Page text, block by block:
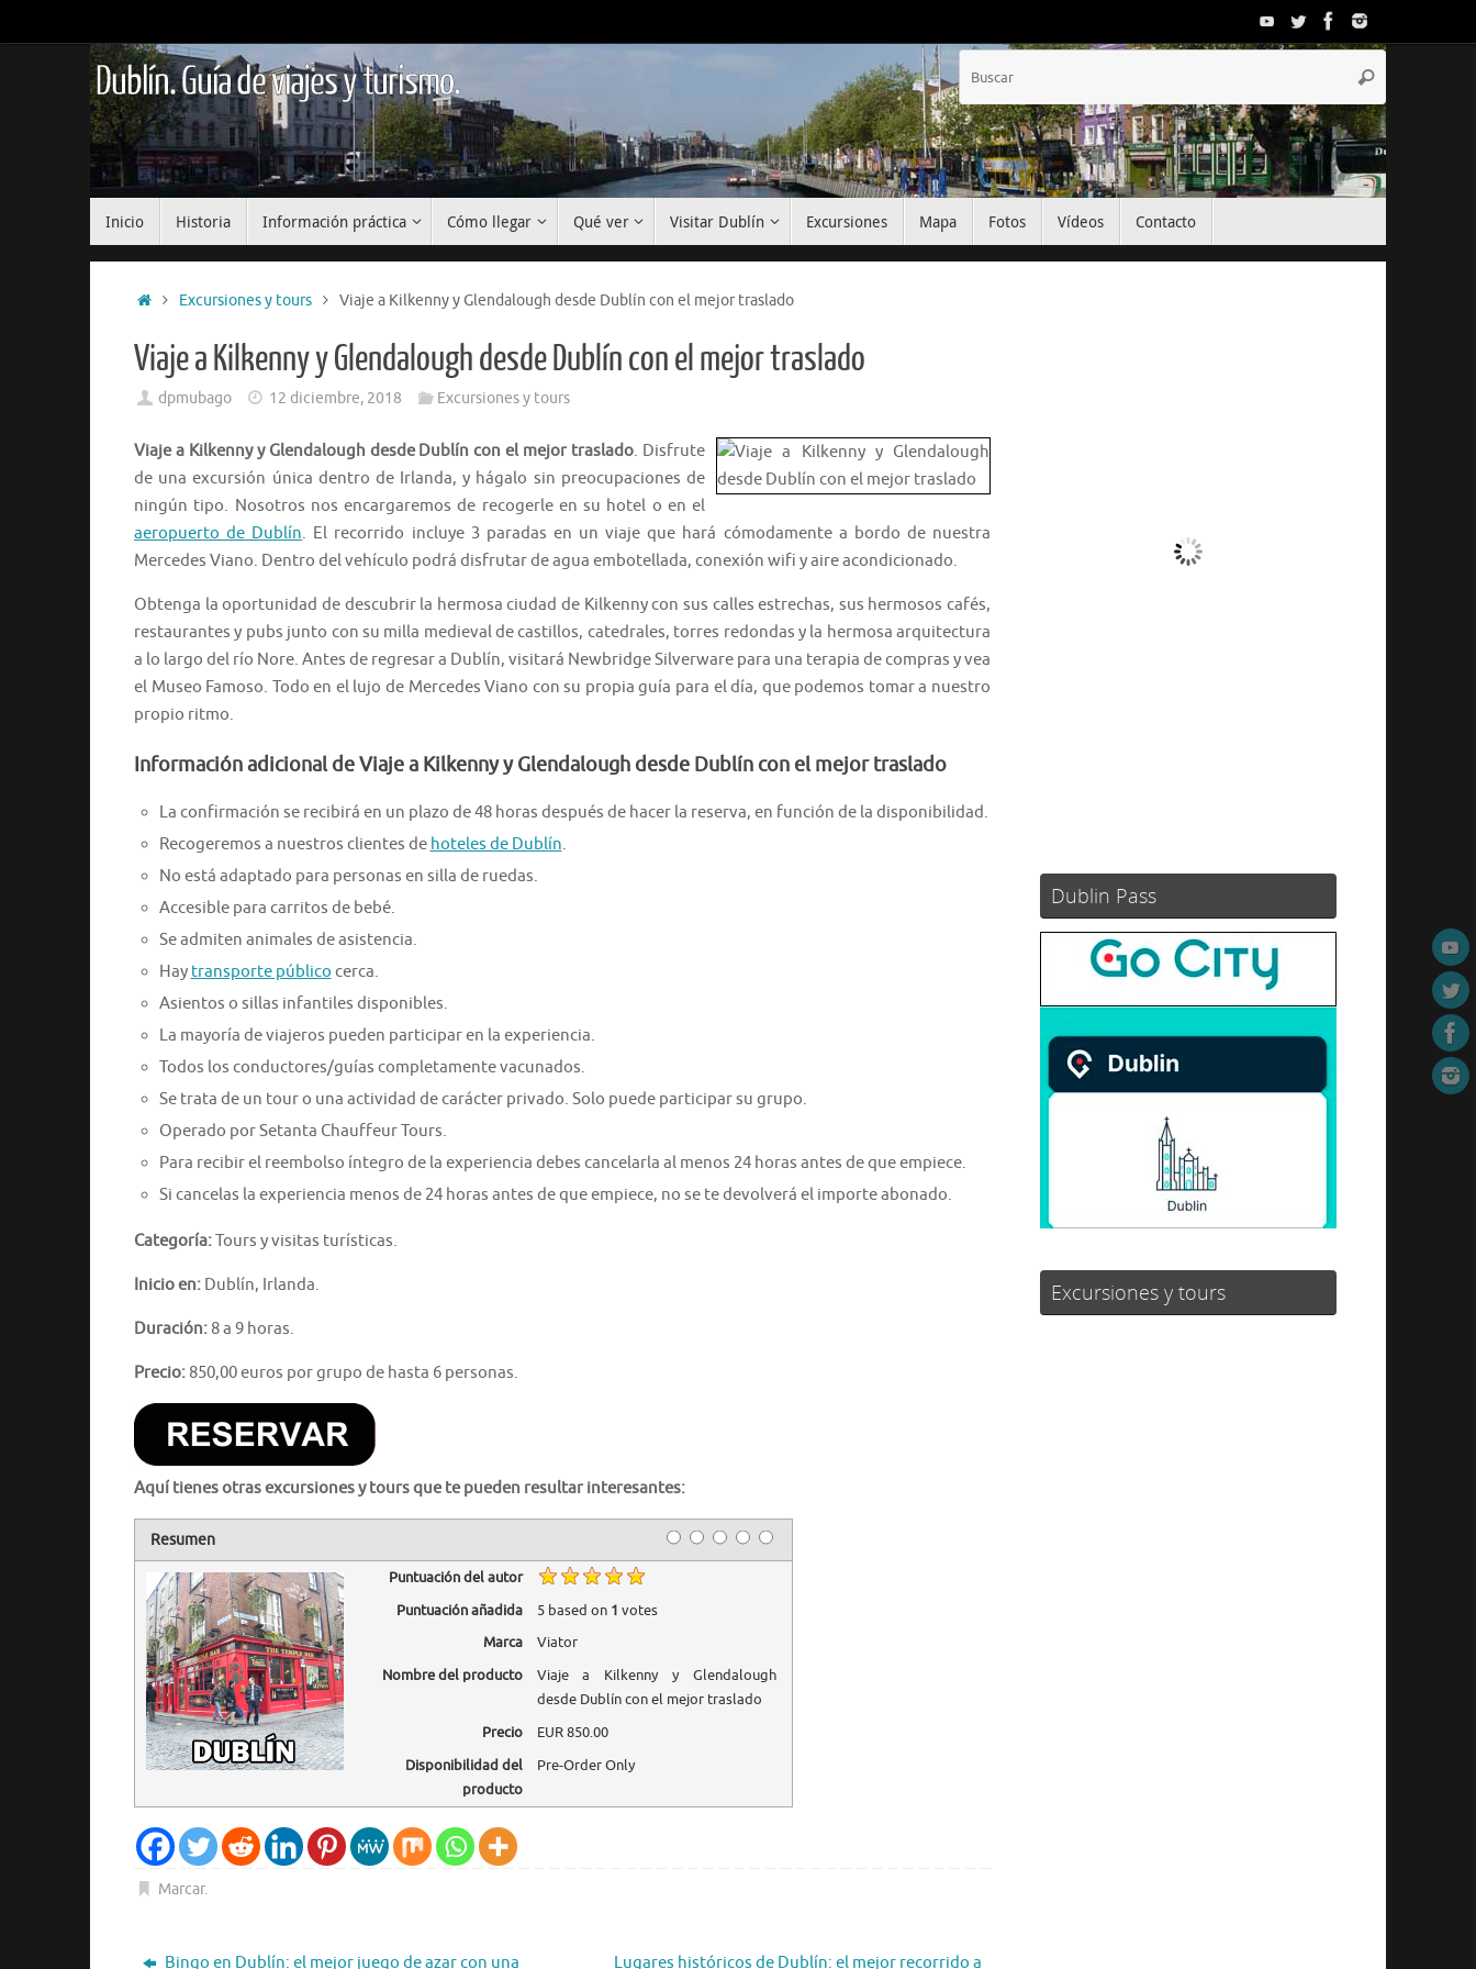
al
Dublín. Guía de viajes y turismo. Buscar
Inicio Historia Información práctica Cómo llegar Qué ver Visitar Dublín Excursiones Mapa Fotos Vídeos Contacto
InicioExcursiones y tours Viaje a Kilkenny y Glendalough desde Dublín con el mejor traslado
Viaje a Kilkenny y Glendalough desde Dublín con el mejor traslado
dpmubago 12 diciembre, 2018 Excursiones y tours
Viaje a Kilkenny y Glendalough desde Dublín con el mejor traslado. Disfrute
de una excursión única dentro de Irlanda, y hágalo sin preocupaciones de
ningún tipo. Nosotros nos encargaremos de recogerle en su hotel o en el
aeropuerto de Dublín. El recorrido incluye 3 paradas en un viaje que hará cómodamente a bordo de nuestra
Mercedes Viano. Dentro del vehículo podrá disfrutar de agua embotellada, conexión wifi y aire acondicionado.
Obtenga la oportunidad de descubrir la hermosa ciudad de Kilkenny con sus calles estrechas, sus hermosos cafés,
restaurantes y pubs junto con su milla medieval de castillos, catedrales, torres redondas y la hermosa arquitectura
a lo largo del río Nore. Antes de regresar a Dublín, visitará Newbridge Silverware para una terapia de compras y vea
el Museo Famoso. Todo en el lujo de Mercedes Viano con su propia guía para el día, que podemos tomar a nuestro
propio ritmo.
Información adicional de Viaje a Kilkenny y Glendalough desde Dublín con el mejor traslado
La confirmación se recibirá en un plazo de 48 horas después de hacer la reserva, en función de la disponibilidad.
Recogeremos a nuestros clientes de hoteles de Dublín.
No está adaptado para personas en silla de ruedas.
Accesible para carritos de bebé.
Se admiten animales de asistencia.
Hay transporte público cerca.
Asientos o sillas infantiles disponibles.
La mayoría de viajeros pueden participar en la experiencia.
Todos los conductores/guías completamente vacunados.
Se trata de un tour o una actividad de carácter privado. Solo puede participar su grupo.
Operado por Setanta Chauffeur Tours.
Para recibir el reembolso íntegro de la experiencia debes cancelarla al menos 24 horas antes de que empiece.
Si cancelas la experiencia menos de 24 horas antes de que empiece, no se te devolverá el importe abonado.
Categoría:Tours y visitas turísticas.
Inicio en: Dublín, Irlanda.
Duración: 8 a 9 horas.
Precio: 850,00 euros por grupo de hasta 6 personas.
Aquí tienes otras excursiones y tours que te pueden resultar interesantes:
Resumen
Puntuación del autor
Puntuación añadida
5based on 1 votes
Marca
Viator
Nombre del producto
Viaje a Kilkenny y Glendalough
desde Dublín con el mejor traslado
Precio
EUR850.00
Disponibilidad del
producto
Pre-Order Only
Marcar.
Bingo en Dublín: el mejor juego de azar con una Lugares históricos de Dublín: el mejor recorrido a
Nubes
Dublin Pass
Excursiones y tours